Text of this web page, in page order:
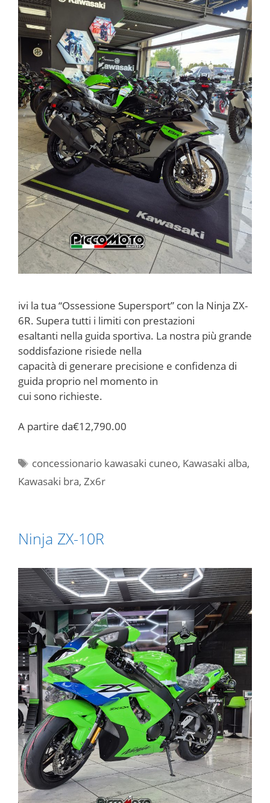
ivi la tua “Ossessione Supersport” con la Ninja ZX-
6R. Supera tutti i limiti con prestazioni
esaltanti nella guida sportiva. La nostra più grande
soddisfazione risiede nella
capacità di generare precisione e confidenza di
guida proprio nel momento in
cui sono richieste.
A partire da€12,790.00
Tag
concessionario kawasaki cuneo, Kawasaki alba,
Kawasaki bra, Zx6r
Ninja ZX-10R